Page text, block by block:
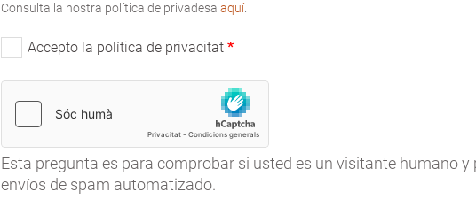
Consulta la nostra política de privadesa aquí
Accepto la política de privacitat
Esta pregunta es para comprobar si usted es un visitante humano y
envíos de spam automatizado.